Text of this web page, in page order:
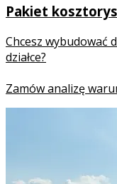
Pakiet
Chcesz wybudować
działce?
Zamów analizę